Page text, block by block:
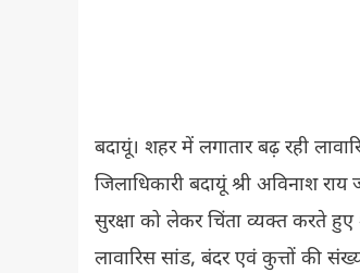
बदायूं। शहर में लगातार बढ़ रही
जिलाधिकारी बदायूं श्री अविनाश
सुरक्षा को लेकर चिंता व्यक्त करते हुए
लावारिस सांड, बंदर एवं कुत्तों की